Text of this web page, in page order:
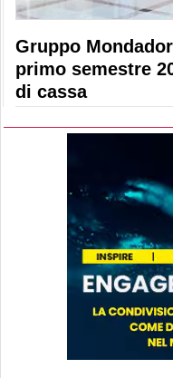
Gruppo
primo semestre
di cassa